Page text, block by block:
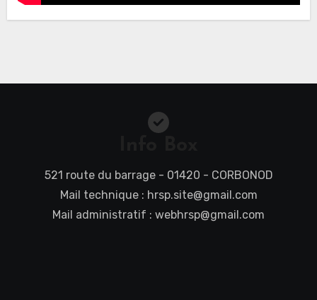
521 route du barrage - 01420 - CORBONOD
Mail technique : hrsp.site@gmail.com
Mail administratif : webhrsp@gmail.com